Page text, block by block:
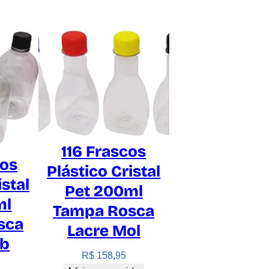
116 Frascos
Plástico Cristal
Pet 200ml
Tampa Rosca
Lacre Mol
R$158,95